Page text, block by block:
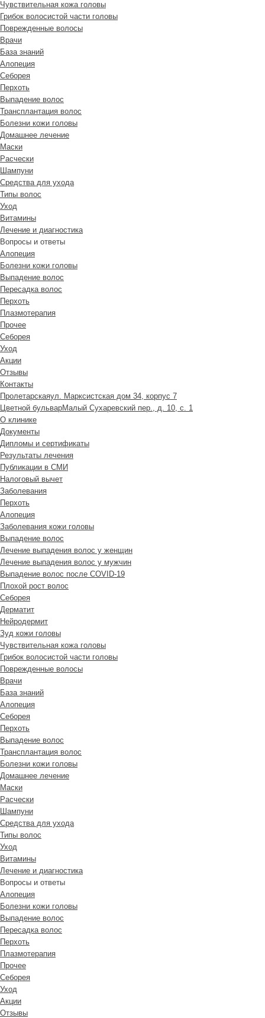
Чувствительная кожа головы
Грибок волосистой части головы
Поврежденные волосы
Врачи
База знаний
Алопеция
Себорея
Перхоть
Выпадение волос
Трансплантация волос
Болезни кожи головы
Домашнее лечение
Маски
Расчески
Шампуни
Средства для ухода
Типы волос
Уход
Витамины
Лечение и диагностика
Вопросы и ответы
Алопеция
Болезни кожи головы
Выпадение волос
Пересадка волос
Перхоть
Плазмотерапия
Прочее
Себорея
Уход
Акции
Отзывы
Контакты
Пролетарскаяул. Марксистская дом 34, корпус 7
Цветной бульварМалый Сухаревский пер., д. 10, с. 1
О клинике
Документы
Дипломы и сертификаты
Результаты лечения
Публикации в СМИ
Налоговый вычет
Заболевания
Перхоть
Алопеция
Заболевания кожи головы
Выпадение волос
Лечение выпадения волос у женщин
Лечение выпадения волос у мужчин
Выпадение волос после COVID-19
Плохой рост волос
Cеборея
Дерматит
Нейродермит
Зуд кожи головы
Чувствительная кожа головы
Грибок волосистой части головы
Поврежденные волосы
Врачи
База знаний
Алопеция
Себорея
Перхоть
Выпадение волос
Трансплантация волос
Болезни кожи головы
Домашнее лечение
Маски
Расчески
Шампуни
Средства для ухода
Типы волос
Уход
Витамины
Лечение и диагностика
Вопросы и ответы
Алопеция
Болезни кожи головы
Выпадение волос
Пересадка волос
Перхоть
Плазмотерапия
Прочее
Себорея
Уход
Акции
Отзывы